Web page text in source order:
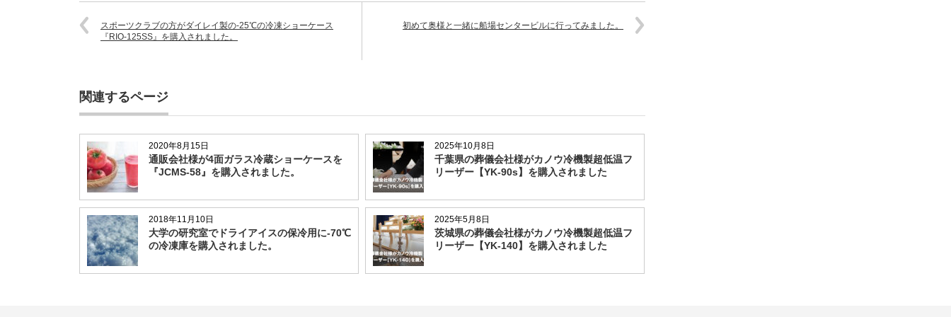
スポーツクラブの方がダイレイ製の-25℃の冷凍ショーケース
『RIO-125SS』を購入されました。
初めて奥様と一緒に船場センタービルに行ってみました。
関連するページ
2020年8月15日
通販会社様が4面ガラス冷蔵ショーケースを
『JCMS-58』を購入されました。
2025年10月8日
千葉県の葬儀会社様がカノウ冷機製超低温フ
リーザー【YK-90s】を購入されました
2018年11月10日
大学の研究室でドライアイスの保冷用に-70℃
の冷凍庫を購入されました。
2025年5月8日
茨城県の葬儀会社様がカノウ冷機製超低温フ
リーザー【YK-140】を購入されました